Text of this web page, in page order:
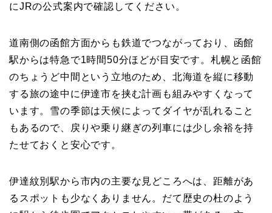
にJRの公式案内で確認してください。
道南側の函館方面からも鉄道でつながっており、函館
駅からは特急で1時間50分ほどが目安です。札幌と函館
のちょうど中間という立地のため、北海道を縦に移動
する旅の途中に伊達市を挟む計画も組みやすくなって
います。雪の季節は天候によってダイヤが乱れること
もあるので、戻りや乗り継ぎの列車には少し余裕を持
たせておくと安心です。
伊達紋別駅から市内の主要な見どころへは、距離があ
るスポットも少なくありません。だて歴史の杜のよう